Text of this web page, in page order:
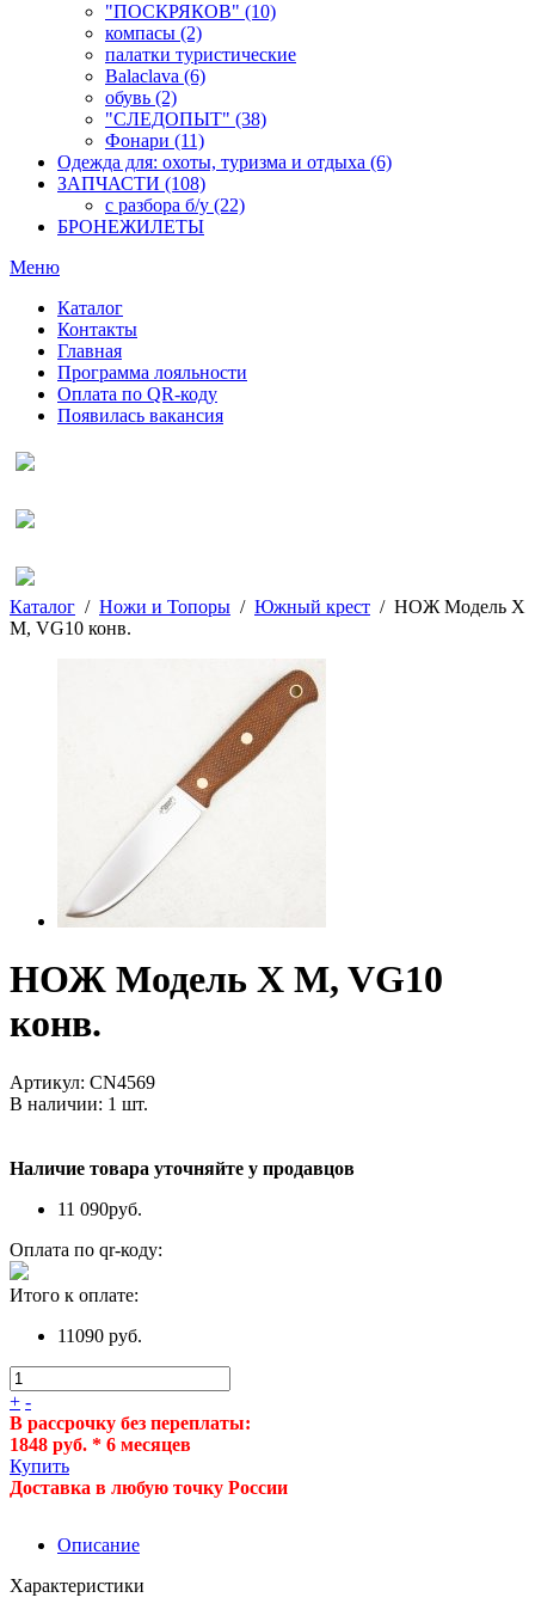
"ПОСКРЯКОВ" (10)
компасы (2)
палатки туристические
Balaclava (6)
обувь (2)
"СЛЕДОПЫТ" (38)
Фонари (11)
Одежда для: охоты, туризма и отдыха (6)
ЗАПЧАСТИ (108)
с разбора б/у (22)
БРОНЕЖИЛЕТЫ
Меню
Каталог
Контакты
Главная
Программа лояльности
Оплата по QR-коду
Появилась вакансия
Каталог / Ножи и Топоры / Южный крест / НОЖ Модель Х
M, VG10 конв.
НОЖ Модель Х M, VG10
конв.
Артикул: CN4569
В наличии: 1 шт.
Наличие товара уточняйте у продавцов
11 090руб.
Оплата по qr-коду:
Итого к оплате:
11090 руб.
+ -
В рассрочку без переплаты:
1848 руб. * 6 месяцев
Купить
Доставка в любую точку России
Описание
Характеристики